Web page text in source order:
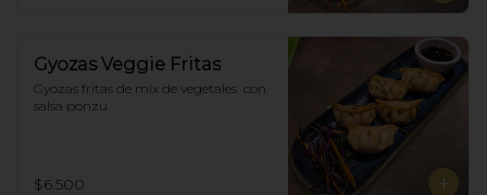
Gyozas Veggie Fritas
Gyozas fritas de mix de vegetales  con
salsa ponzu
$6.500